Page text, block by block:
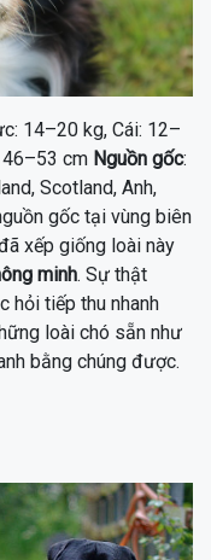
14–20 kg, Cái: 12–
cm Nguồn gốc:
Scotland, Anh,
gốc tại vùng biên
xếp giống loài này
minh. Sự thật
hỏi tiếp thu nhanh
loài chó sẵn như
bằng chúng được.